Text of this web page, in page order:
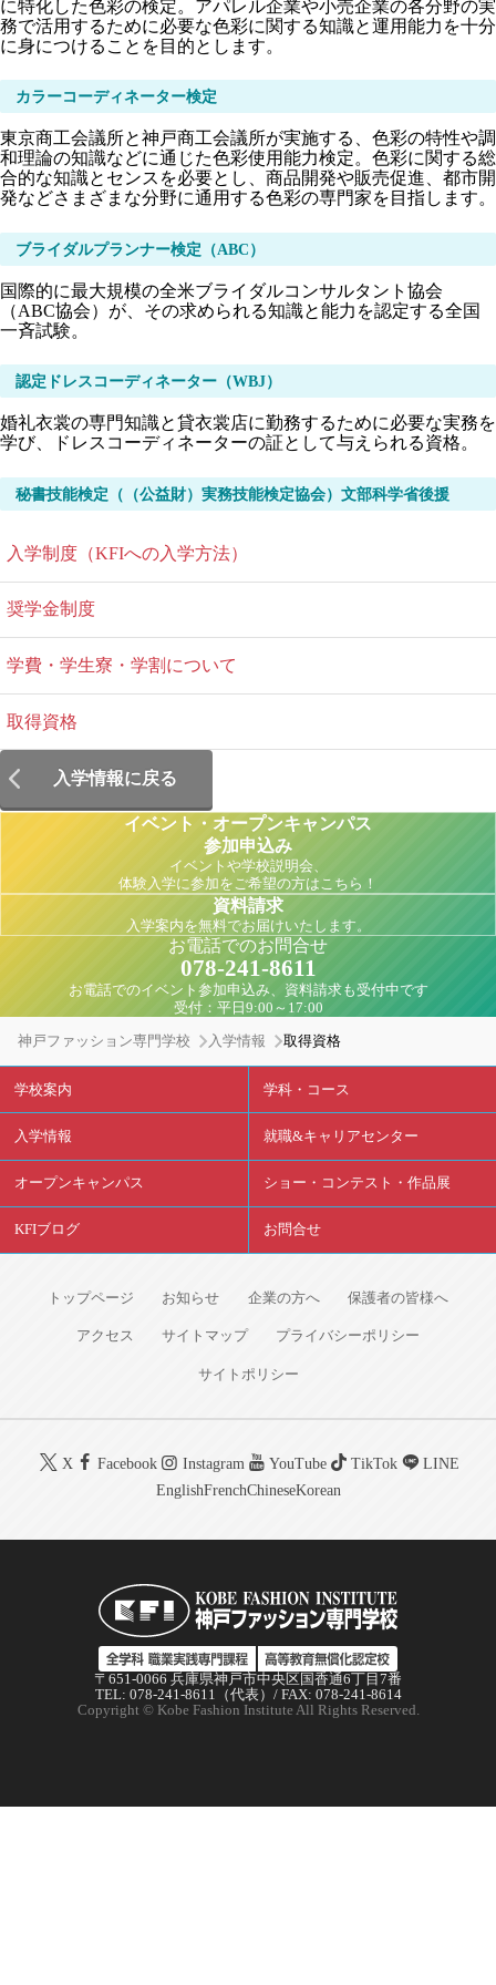
に特化した色彩の検定。アパレル企業や小売企業の各分野の実
務で活用するために必要な色彩に関する知識と運用能力を十分
に身につけることを目的とします。
カラーコーディネーター検定
東京商工会議所と神戸商工会議所が実施する、色彩の特性や調
和理論の知識などに通じた色彩使用能力検定。色彩に関する総
合的な知識とセンスを必要とし、商品開発や販売促進、都市開
発などさまざまな分野に通用する色彩の専門家を目指します。
ブライダルプランナー検定（ABC）
国際的に最大規模の全米ブライダルコンサルタント協会
（ABC協会）が、その求められる知識と能力を認定する全国
一斉試験。
認定ドレスコーディネーター（WBJ）
婚礼衣裳の専門知識と貸衣裳店に勤務するために必要な実務を
学び、ドレスコーディネーターの証として与えられる資格。
秘書技能検定（（公益財）実務技能検定協会）文部科学省後援
入学制度（KFIへの入学方法）
奨学金制度
学費・学生寮・学割について
取得資格
入学情報に戻る
イベント・オープンキャンパス
参加申込み
イベントや学校説明会、
体験入学に参加をご希望の方はこちら！
資料請求
入学案内を無料でお届けいたします。
お電話でのお問合せ
078-241-8611
お電話でのイベント参加申込み、資料請求も受付中です
受付：平日9:00～17:00
神戸ファッション専門学校 入学情報 取得資格
学校案内 学科・コース
入学情報 就職&キャリアセンター
オープンキャンパス ショー・コンテスト・作品展
KFIブログ お問合せ
トップページ お知らせ 企業の方へ 保護者の皆様へ
アクセス サイトマップ プライバシーポリシー
サイトポリシー
X Facebook Instagram YouTube TikTok
LINE
EnglishFrenchChineseKorean
〒651-0066 兵庫県神戸市中央区国香通6丁目7番
TEL: 078-241-8611（代表）/ FAX: 078-241-8614
Copyright © Kobe Fashion Institute All Rights Reserved.